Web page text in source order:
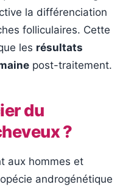
la différenciation
folliculaires. Cette
les résultats
post-traitement.
du
?
aux hommes et
androgénétique